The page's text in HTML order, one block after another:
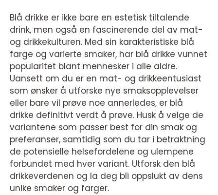
Blå drikke er ikke bare en estetisk tiltalende
drink, men også en fascinerende del av mat-
og drikkekulturen. Med sin karakteristiske blå
farge og varierte smaker, har blå drikke vunnet
popularitet blant mennesker i alle aldre.
Uansett om du er en mat- og drikkeentusiast
som ønsker å utforske nye smaksopplevelser
eller bare vil prøve noe annerledes, er blå
drikke definitivt verdt å prøve. Husk å velge de
variantene som passer best for din smak og
preferanser, samtidig som du tar i betraktning
de potensielle helsefordelene og ulempene
forbundet med hver variant. Utforsk den blå
drikkeverdenen og la deg bli oppslukt av dens
unike smaker og farger.